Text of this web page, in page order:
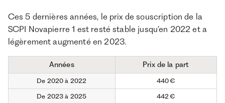
Ces 5 dernières années, le prix de souscription de la
SCPI Novapierre 1 est resté stable jusqu’en 2022 et a
légèrement augmenté en 2023.
Années Prix de la part
De 2020 à 2022 440 €
De 2023 à 2025 442 €